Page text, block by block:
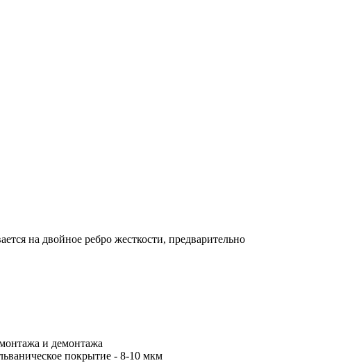
на двойное ребро жесткости, предварительно
и демонтажа
покрытие - 8-10 мкм